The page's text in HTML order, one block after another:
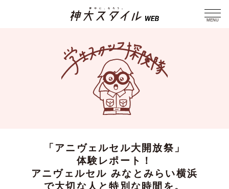
MENU
「アニヴェルセル大開放祭」
体験レポート！
アニヴェルセル みなとみらい横浜
で大切な人と特別な時間を。